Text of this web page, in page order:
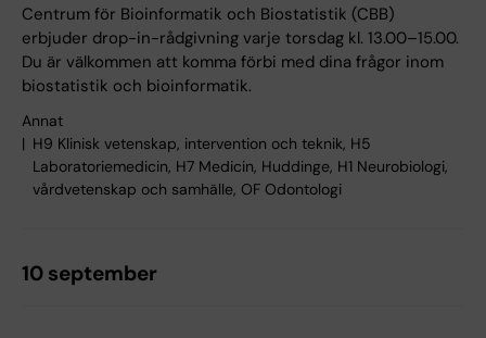
Centrum för Bioinformatik och Biostatistik (CBB)
erbjuder drop-in-rådgivning varje torsdag kl. 13.00–15.00.
Du är välkommen att komma förbi med dina frågor inom
biostatistik och bioinformatik.
Annat
H9 Klinisk vetenskap, intervention och teknik, H5
Laboratoriemedicin, H7 Medicin, Huddinge, H1 Neurobiologi,
vårdvetenskap och samhälle, OF Odontologi
10 september